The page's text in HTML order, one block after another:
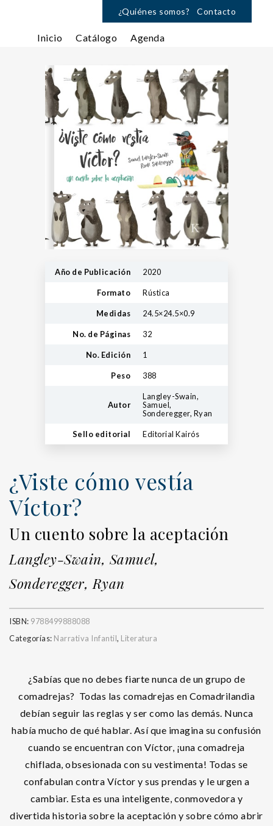
¿Quiénes somos? Contacto
Inicio Catálogo Agenda
Año de Publicación 2020
Formato Rústica
Medidas 24.5×24.5×0.9
No. de Páginas 32
No. Edición 1
Peso 388
Autor
Langley-Swain,
Samuel,
Sonderegger, Ryan
Sello editorial Editorial Kairós
¿Viste cómo vestía
Víctor?
Un cuento sobre la aceptación
Langley-Swain, Samuel,
Sonderegger, Ryan
ISBN: 9788499888088
Categorías: Narrativa Infantil, Literatura
¿Sabías que no debes fiarte nunca de un grupo de
comadrejas? Todas las comadrejas en Comadrilandia
debían seguir las reglas y ser como las demás. Nunca
había mucho de qué hablar. Así que imagina su confusión
cuando se encuentran con Víctor, ¡una comadreja
chiflada, obsesionada con su vestimenta! Todas se
confabulan contra Víctor y sus prendas y le urgen a
cambiar. Esta es una inteligente, conmovedora y
divertida historia sobre la aceptación y sobre cómo abrir